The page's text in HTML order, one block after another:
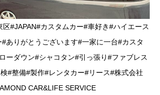
#JAPAN#カスタムカー#車好き#ハイエース
ありがとうございます#一家に一台#カスタ
ーダウン#シャコタン#引っ張り#ファブレス
#整備#製作#レンタカー#リース#株式会社
CAR&LIFE SERVICE